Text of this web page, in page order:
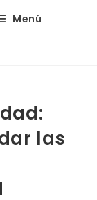
Menú
las